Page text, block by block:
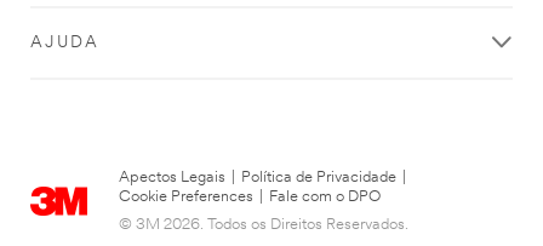
AJUDA
Apectos Legais Política de Privacidade
Cookie Preferences
Fale com o DPO
© 3M 2026. Todos os Direitos Reservados.